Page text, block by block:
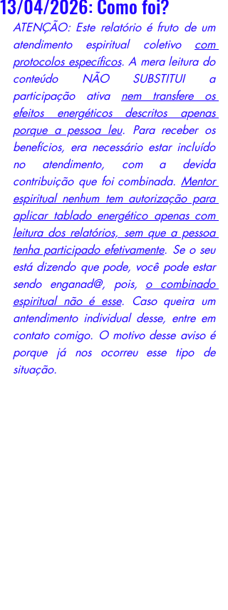
13/04/2026: Como foi?
ATENÇÃO: Este relatório é fruto de um
atendimento espiritual coletivo com
protocolos específicos. A mera leitura do
conteúdo NÃO SUBSTITUI a
participação ativa nem transfere os
efeitos energéticos descritos apenas
porque a pessoa leu. Para receber os
benefícios, era necessário estar incluído
no atendimento, com a devida
contribuição que foi combinada. Mentor
espiritual nenhum tem autorização para
aplicar tablado energético apenas com
leitura dos relatórios, sem que a pessoa
tenha participado efetivamente. Se o seu
está dizendo que pode, você pode estar
sendo enganad@, pois, o combinado
espiritual não é esse. Caso queira um
antendimento individual desse, entre em
contato comigo. O motivo desse aviso é
porque já nos ocorreu esse tipo de
situação.